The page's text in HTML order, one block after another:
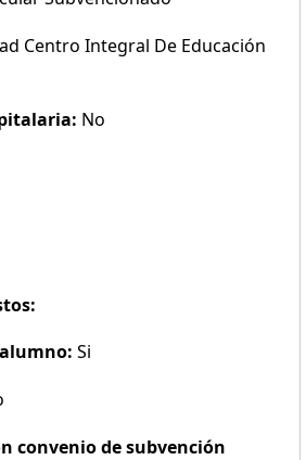
Centro Integral De Educación
No
Si
convenio de subvención